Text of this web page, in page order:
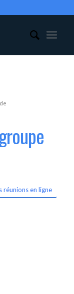
réunions en ligne